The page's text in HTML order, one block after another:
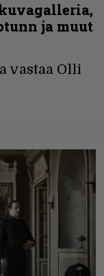
ja muut
vastaa Olli